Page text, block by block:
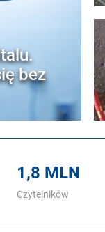
bez
1,8 MLN
Czytelników